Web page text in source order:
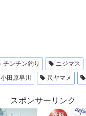
チンチン釣り ニジマス
小田原早川 尺ヤマメ
スポンサーリンク